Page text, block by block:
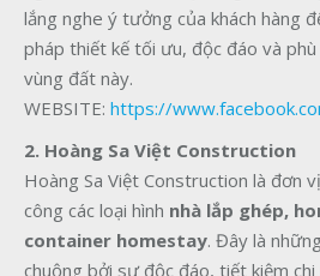
lắng nghe ý tưởng của khách hàng
pháp thiết kế tối ưu, độc đáo và
vùng đất này.
WEBSITE: https://
2. Hoàng Sa Việt Construction
Hoàng Sa Việt Construction là đơn
công các loại hình nhà lắp ghép,
container homestay. Đây là
chuộng bởi sự độc đáo, tiết kiệm